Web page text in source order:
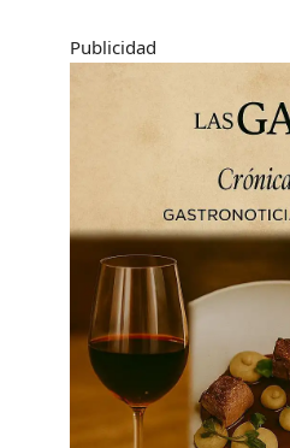
Publicidad